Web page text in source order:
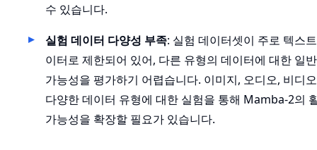
수 있습니다.
실험 데이터 다양성 부족: 실험 데이터셋이 주로 텍스
이터로 제한되어 있어, 다른 유형의 데이터에 대한 일
가능성을 평가하기 어렵습니다. 이미지, 오디오, 비디
다양한 데이터 유형에 대한 실험을 통해 Mamba-2의
가능성을 확장할 필요가 있습니다.